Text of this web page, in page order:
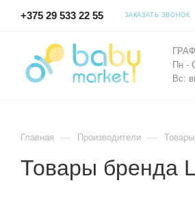
+375 29 533 22 55 ЗАКАЗАТЬ ЗВОНОК
Пн -
Вс:
Главная — Производители —
Товары бренда